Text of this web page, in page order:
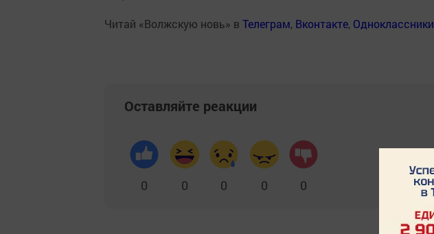
Читай «Волжскую новь» в Телеграм, Вконтакте, Одноклассники
Оставляйте реакции
0 0 0 0 0